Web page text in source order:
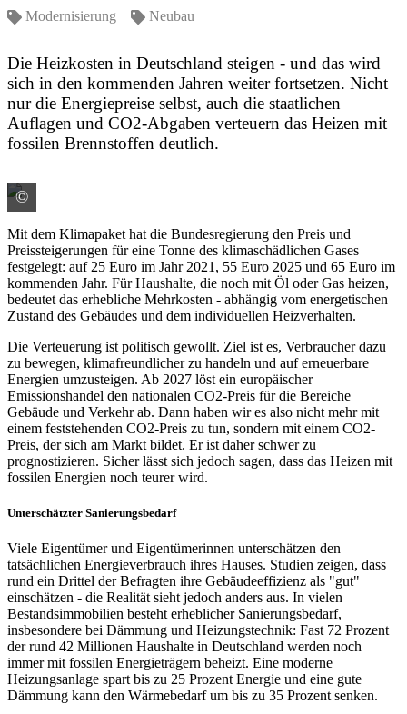
Modernisierung Neubau
Die Heizkosten in Deutschland steigen - und das wird
sich in den kommenden Jahren weiter fortsetzen. Nicht
nur die Energiepreise selbst, auch die staatlichen
Auflagen und CO2-Abgaben verteuern das Heizen mit
fossilen Brennstoffen deutlich.
©
Mit dem Klimapaket hat die Bundesregierung den Preis und
Preissteigerungen für eine Tonne des klimaschädlichen Gases
festgelegt: auf 25 Euro im Jahr 2021, 55 Euro 2025 und 65 Euro im
kommenden Jahr. Für Haushalte, die noch mit Öl oder Gas heizen,
bedeutet das erhebliche Mehrkosten - abhängig vom energetischen
Zustand des Gebäudes und dem individuellen Heizverhalten.
Die Verteuerung ist politisch gewollt. Ziel ist es, Verbraucher dazu
zu bewegen, klimafreundlicher zu handeln und auf erneuerbare
Energien umzusteigen. Ab 2027 löst ein europäischer
Emissionshandel den nationalen CO2-Preis für die Bereiche
Gebäude und Verkehr ab. Dann haben wir es also nicht mehr mit
einem feststehenden CO2-Preis zu tun, sondern mit einem CO2-
Preis, der sich am Markt bildet. Er ist daher schwer zu
prognostizieren. Sicher lässt sich jedoch sagen, dass das Heizen mit
fossilen Energien noch teurer wird.
Unterschätzter Sanierungsbedarf
Viele Eigentümer und Eigentümerinnen unterschätzen den
tatsächlichen Energieverbrauch ihres Hauses. Studien zeigen, dass
rund ein Drittel der Befragten ihre Gebäudeeffizienz als "gut"
einschätzen - die Realität sieht jedoch anders aus. In vielen
Bestandsimmobilien besteht erheblicher Sanierungsbedarf,
insbesondere bei Dämmung und Heizungstechnik: Fast 72 Prozent
der rund 42 Millionen Haushalte in Deutschland werden noch
immer mit fossilen Energieträgern beheizt. Eine moderne
Heizungsanlage spart bis zu 25 Prozent Energie und eine gute
Dämmung kann den Wärmebedarf um bis zu 35 Prozent senken.